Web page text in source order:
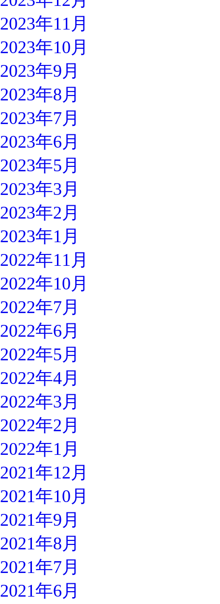
2023年11月
2023年10月
2023年9月
2023年8月
2023年7月
2023年6月
2023年5月
2023年3月
2023年2月
2023年1月
2022年11月
2022年10月
2022年7月
2022年6月
2022年5月
2022年4月
2022年3月
2022年2月
2022年1月
2021年12月
2021年10月
2021年9月
2021年8月
2021年7月
2021年6月